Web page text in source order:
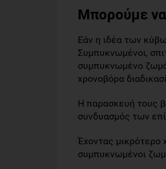
Μπορούμε να
Εάν η ιδέα των
Συμπυκνωμένοι,
συμπυκνωμένο
χρονοβόρα
Η παρασκευή τους
συνδυασμός των
Έχοντας μικρότερο
συμπυκνωμένοι